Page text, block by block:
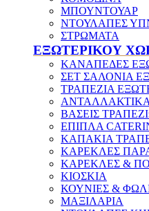
ΜΠΟΥΝΤΟΥΑΡ
ΝΤΟΥΛΑΠΕΣ
ΣΤΡΩΜΑΤΑ
ΕΞΩΤΕΡΙΚΟΥ
ΚΑΝΑΠΕΔΕΣ
ΣΕΤ ΣΑΛΟΝΙΑ
ΤΡΑΠΕΖΙΑ
ΒΑΣΕΙΣ
ΕΠΙΠΛΑ
ΚΑΠΑΚΙΑ
ΚΑΡΕΚΛΕΣ
ΚΑΡΕΚΛΕΣ &
ΚΙΟΣΚΙΑ
ΚΟΥΝΙΕΣ &
ΜΑΞΙΛΑΡΙΑ